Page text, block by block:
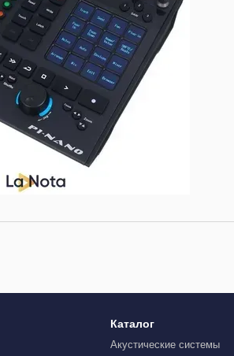
Каталог
Акустические системы